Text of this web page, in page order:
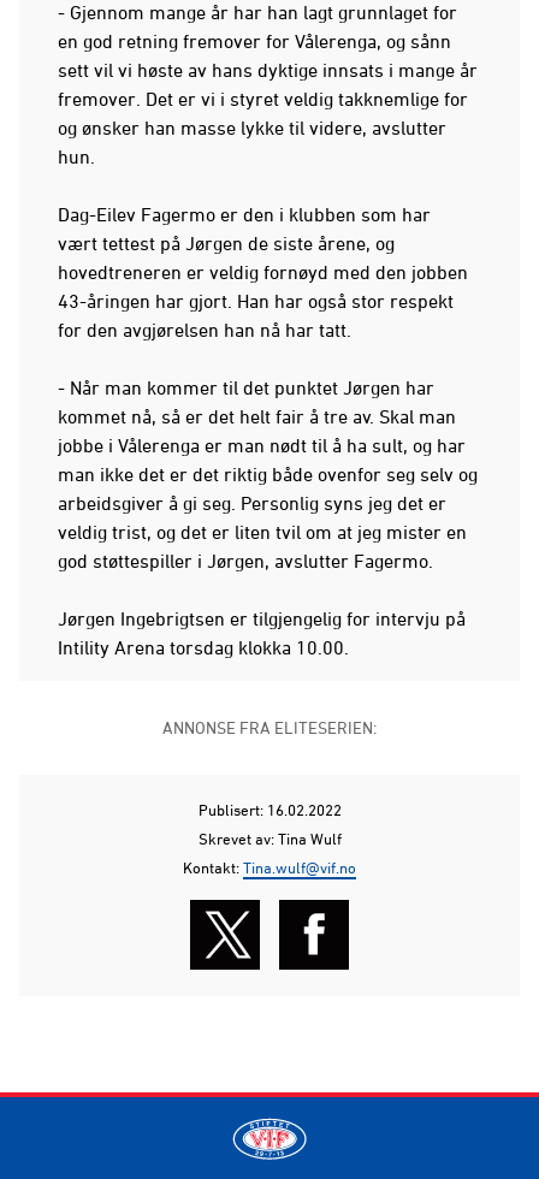
- Gjennom mange år har han lagt grunnlaget for
en god retning fremover for Vålerenga, og sånn
sett vil vi høste av hans dyktige innsats i mange år
fremover. Det er vi i styret veldig takknemlige for
og ønsker han masse lykke til videre, avslutter
hun.
Dag-Eilev Fagermo er den i klubben som har
vært tettest på Jørgen de siste årene, og
hovedtreneren er veldig fornøyd med den jobben
43-åringen har gjort. Han har også stor respekt
for den avgjørelsen han nå har tatt.
- Når man kommer til det punktet Jørgen har
kommet nå, så er det helt fair å tre av. Skal man
jobbe i Vålerenga er man nødt til å ha sult, og har
man ikke det er det riktig både ovenfor seg selv og
arbeidsgiver å gi seg. Personlig syns jeg det er
veldig trist, og det er liten tvil om at jeg mister en
god støttespiller i Jørgen, avslutter Fagermo.
Jørgen Ingebrigtsen er tilgjengelig for intervju på
Intility Arena torsdag klokka 10.00.
ANNONSE FRA ELITESERIEN:
Publisert: 16.02.2022
Skrevet av: Tina Wulf
Kontakt:Tina.wulf@vif.no